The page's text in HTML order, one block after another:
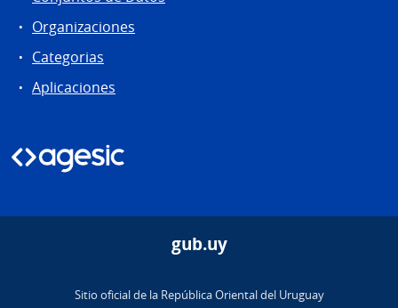
Organizaciones
Categorias
Aplicaciones
gub.uy
Sitio oficial de la República Oriental del Uruguay